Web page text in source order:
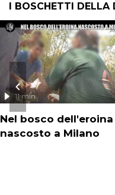
I BOSCHETTI
Nel bosco dell'eroina
nascosto a Milano
11 min